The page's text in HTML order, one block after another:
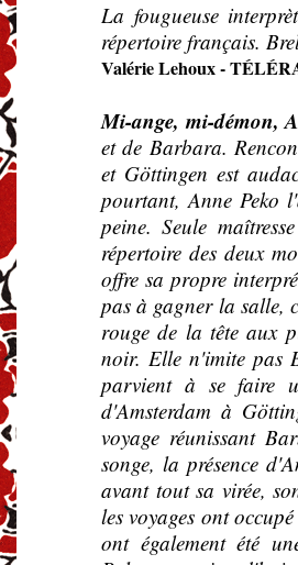
La fougueuse
répertoire français.
Valérie Lehoux -
Mi-ange, mi-démon,
et de Barbara.
et Göttingen est
pourtant, Anne Peko
peine. Seule
répertoire des deux
offre sa propre
pas à gagner la salle,
rouge de la tête aux
noir. Elle n'imite pas
parvient à se faire
d'Amsterdam à
voyage réunissant
songe, la présence
avant tout sa virée,
les voyages ont
ont également été